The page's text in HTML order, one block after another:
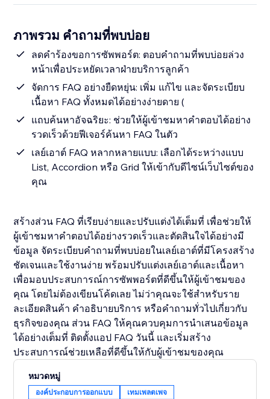
ภาพรวม คำถามที่พบบ่อย
ลดคำร้องขอการซัพพอร์ต: ตอบคำถามที่พบบ่อยล่วง
หน้าเพื่อประหยัดเวลาฝ่ายบริการลูกค้า
จัดการ FAQ อย่างยืดหยุ่น: เพิ่ม แก้ไข และจัดระเบียบ
เนื้อหา FAQ ทั้งหมดได้อย่างง่ายดาย (
แถบค้นหาอัจฉริยะ: ช่วยให้ผู้เข้าชมหาคำตอบได้อย่าง
รวดเร็วด้วยฟีเจอร์ค้นหา FAQ ในตัว
เลย์เอาต์ FAQ หลากหลายแบบ: เลือกได้ระหว่างแบบ
List, Accordion หรือ Grid ให้เข้ากับดีไซน์เว็บไซต์ของ
คุณ
สร้างส่วน FAQ ที่เรียบง่ายและปรับแต่งได้เต็มที่ เพื่อช่วยให้
ผู้เข้าชมหาคำตอบได้อย่างรวดเร็วและตัดสินใจได้อย่างมี
ข้อมูล จัดระเบียบคำถามที่พบบ่อยในเลย์เอาต์ที่มีโครงสร้าง
ชัดเจนและใช้งานง่าย พร้อมปรับแต่งเลย์เอาต์และเนื้อหา
เพื่อมอบประสบการณ์การซัพพอร์ตที่ดีขึ้นให้ผู้เข้าชมของ
คุณ โดยไม่ต้องเขียนโค้ดเลย ไม่ว่าคุณจะใช้สำหรับราย
ละเอียดสินค้า คำอธิบายบริการ หรือคำถามทั่วไปเกี่ยวกับ
ธุรกิจของคุณ ส่วน FAQ ให้คุณควบคุมการนำเสนอข้อมูล
ได้อย่างเต็มที่ ติดตั้งแอป FAQ วันนี้ และเริ่มสร้าง
ประสบการณ์ช่วยเหลือที่ดีขึ้นให้กับผู้เข้าชมของคุณ
หมวดหมู่
องค์ประกอบการออกแบบ เทมเพลตเพจ